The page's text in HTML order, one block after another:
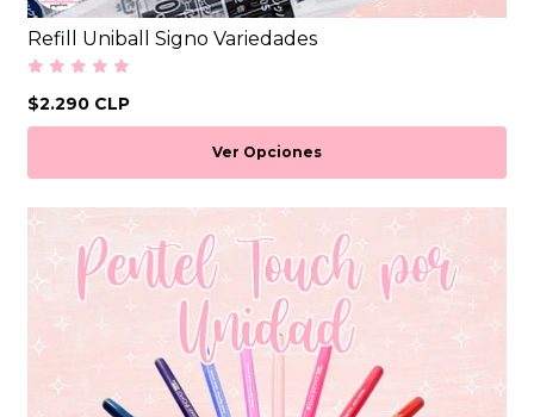
Refill Uniball Signo Variedades
$2.290 CLP
Ver Opciones